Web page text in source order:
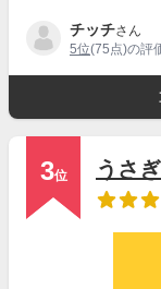
チッチさん
5位(75点)の評
3位
うさ